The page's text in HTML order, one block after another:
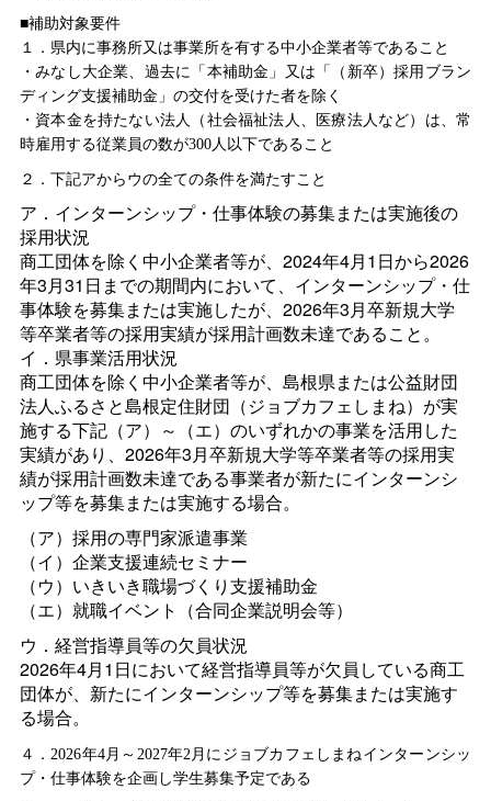
■補助対象要件
１．県内に事務所又は事業所を有する中小企業者等であること
・みなし大企業、過去に「本補助金」又は「（新卒）採用ブラン
ディング支援補助金」の交付を受けた者を除く
・資本金を持たない法人（社会福祉法人、医療法人など）は、常
時雇用する従業員の数が300人以下であること
２．下記アからウの全ての条件を満たすこと
ア．インターンシップ・仕事体験の募集または実施後の
採用状況
商工団体を除く中小企業者等が、2024年4月1日から2026
年3月31日までの期間内において、インターンシップ・仕
事体験を募集または実施したが、2026年3月卒新規大学
等卒業者等の採用実績が採用計画数未達であること。
イ．県事業活用状況
商工団体を除く中小企業者等が、島根県または公益財団
法人ふるさと島根定住財団（ジョブカフェしまね）が実
施する下記（ア）～（エ）のいずれかの事業を活用した
実績があり、2026年3月卒新規大学等卒業者等の採用実
績が採用計画数未達である事業者が新たにインターンシ
ップ等を募集または実施する場合。
（ア）採用の専門家派遣事業
（イ）企業支援連続セミナー
（ウ）いきいき職場づくり支援補助金
（エ）就職イベント（合同企業説明会等）
ウ．経営指導員等の欠員状況
2026年4月1日において経営指導員等が欠員している商工
団体が、新たにインターンシップ等を募集または実施す
る場合。
４．2026年4月～2027年2月にジョブカフェしまねインターンシッ
プ・仕事体験を企画し学生募集予定である